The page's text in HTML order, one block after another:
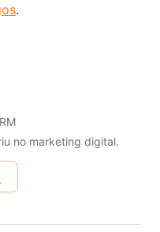
.
no marketing digital.